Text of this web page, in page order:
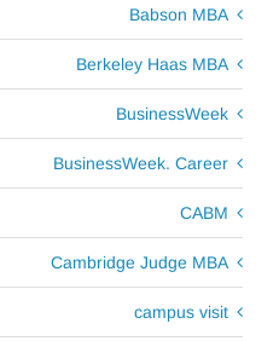
Babson MBA
Berkeley Haas MBA
BusinessWeek
BusinessWeek. Career
CABM
Cambridge Judge MBA
campus visit